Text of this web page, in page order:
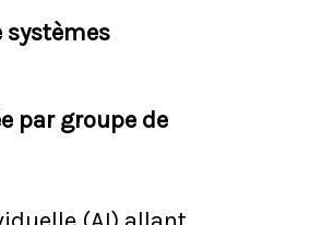
systèmes
par groupe de